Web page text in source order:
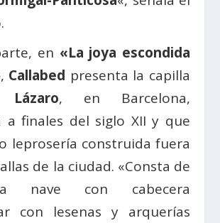
en «La joya escondida
, Callabed presenta la capilla
Lázaro, en Barcelona,
a finales del siglo XII y que
leprosería construida fuera
de la ciudad. «Consta de
nave con cabecera
con lesenas y arquerías